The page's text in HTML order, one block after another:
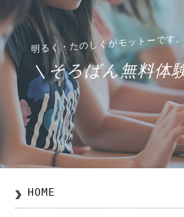
＼そろばん無料
HOME